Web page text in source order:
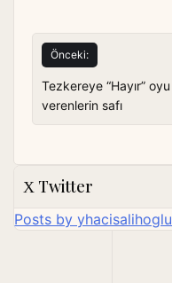
Yazı
gezinmesi
Önceki:
Tezkereye “Hayır” oyu
verenlerin safı
Twitter
Posts by yhacisalihoglu